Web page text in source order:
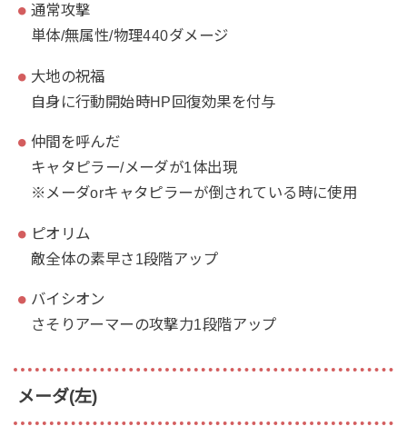
通常攻撃
単体/無属性/物理440ダメージ
大地の祝福
自身に行動開始時HP回復効果を付与
仲間を呼んだ
キャタピラー/メーダが1体出現
※メーダorキャタピラーが倒されている時に使用
ピオリム
敵全体の素早さ1段階アップ
バイシオン
さそりアーマーの攻撃力1段階アップ
メーダ(左)